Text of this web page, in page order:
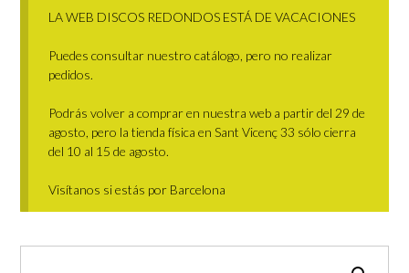
LA WEB DISCOS REDONDOS ESTÁ DE VACACIONES
Puedes consultar nuestro catálogo, pero no realizar
pedidos.
Podrás volver a comprar en nuestra web a partir del 29 de
agosto, pero la tienda física en Sant Vicenç 33 sólo cierra
del 10 al 15 de agosto.
Visítanos si estás por Barcelona